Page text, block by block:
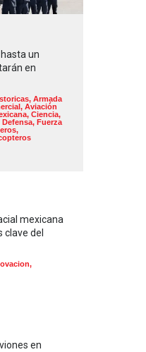
hasta un
en
, Armada
, Aviación
, Ciencia,
Defensa, Fuerza
,
mexicana
del
,
en